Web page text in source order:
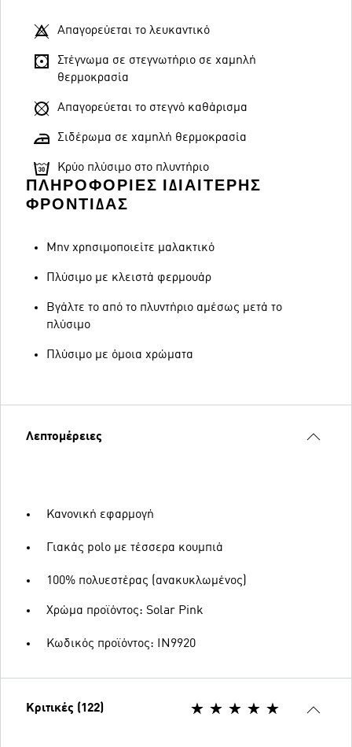
Απαγορεύεται το λευκαντικό
Στέγνωμα σε στεγνωτήριο σε χαμηλή
θερμοκρασία
Απαγορεύεται το στεγνό καθάρισμα
Σιδέρωμα σε χαμηλή θερμοκρασία
Κρύο πλύσιμο στο πλυντήριο
ΠΛΗΡΟΦΟΡΊΕΣ ΙΔΙΑΊΤΕΡΗΣ
ΦΡΟΝΤΊΔΑΣ
Μην χρησιμοποιείτε μαλακτικό
Πλύσιμο με κλειστά φερμουάρ
Βγάλτε το από το πλυντήριο αμέσως μετά το
πλύσιμο
Πλύσιμο με όμοια χρώματα
Λεπτομέρειες
Κανονική εφαρμογή
Γιακάς polo με τέσσερα κουμπιά
100% πολυεστέρας (ανακυκλωμένος)
Χρώμα προϊόντος: Solar Pink
Κωδικός προϊόντος: IN9920
Κριτικές (122)